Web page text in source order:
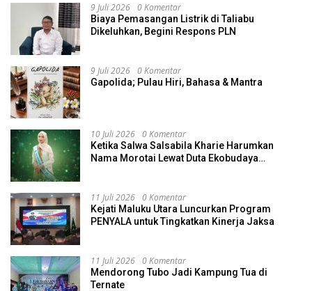
9 Juli 2026 0 Komentar
Biaya Pemasangan Listrik di Taliabu
Dikeluhkan, Begini Respons PLN
9 Juli 2026 0 Komentar
Gapolida; Pulau Hiri, Bahasa & Mantra
10 Juli 2026 0 Komentar
Ketika Salwa Salsabila Kharie Harumkan
Nama Morotai Lewat Duta Ekobudaya
11 Juli 2026 0 Komentar
Kejati Maluku Utara Luncurkan Program
PENYALA untuk Tingkatkan Kinerja Jaksa
11 Juli 2026 0 Komentar
Mendorong Tubo Jadi Kampung Tua di
Ternate